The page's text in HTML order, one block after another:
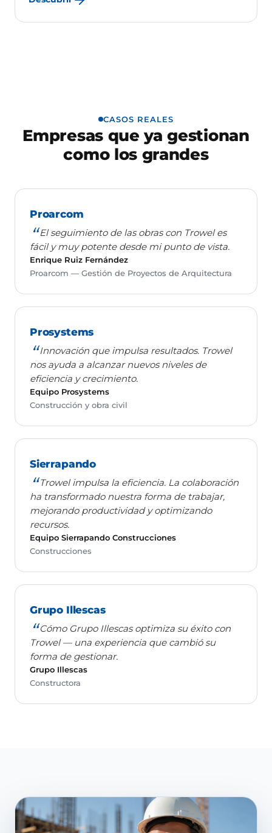
CASOS REALES
Empresas que ya gestionan
como los grandes
Proarcom
El seguimiento de las obras con Trowel es
fácil y muy potente desde mi punto de vista.
Enrique Ruiz Fernández
Proarcom — Gestión de Proyectos de Arquitectura
Prosystems
Innovación que impulsa resultados. Trowel
nos ayuda a alcanzar nuevos niveles de
eficiencia y crecimiento.
Equipo Prosystems
Construcción y obra civil
Sierrapando
Trowel impulsa la eficiencia. La colaboración
ha transformado nuestra forma de trabajar,
mejorando productividad y optimizando
recursos.
Equipo Sierrapando Construcciones
Construcciones
Grupo Illescas
Cómo Grupo Illescas optimiza su éxito con
Trowel — una experiencia que cambió su
forma de gestionar.
Grupo Illescas
Constructora